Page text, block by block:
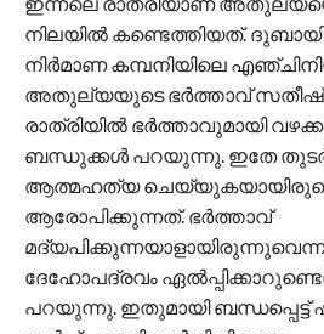
നിലയിൽ കണ്ടെത്തിയത്.
നിർമാണ കമ്പനിയിലെ
അതുല്യയുടെ ഭർത്താവ് സതീഷ്.
രാത്രിയിൽ ഭർത്താവുമായി
ബന്ധുക്കൾ പറയുന്നു. ഇതേ
ആത്മഹത്യ
ആരോപിക്കുന്നത്. ഭർത്താവ്
ദേഹോപദ്രവം
പറയുന്നു. ഇതുമായി